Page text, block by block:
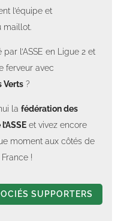
l’équipe et
maillot.
l’ASSE en Ligue 2 et
ferveur avec
Verts ?
la fédération des
et vivez encore
moment aux côtés de
!
SUPPORTERS